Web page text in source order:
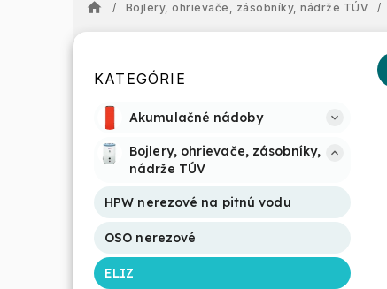
/ Bojlery, ohrievače, zásobníky, nádrže TÚV /
KATEGÓRIE
Akumulačné nádoby
Bojlery, ohrievače, zásobníky,
nádrže TÚV
HPW nerezové na pitnú vodu
OSO nerezové
ELIZ